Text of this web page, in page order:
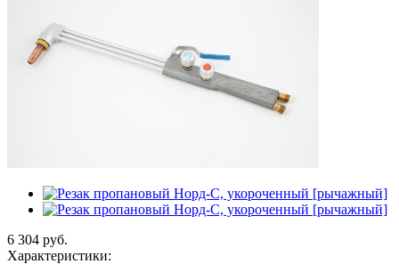
6 304 руб.
Характеристики: